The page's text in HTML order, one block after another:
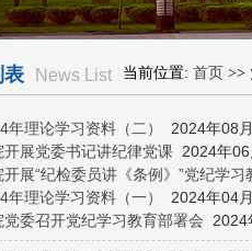
表 News List 当前位置: 首页 >>
年理论学习资料（二）
2024年08
开展党委书记讲纪律党课 2024年06
开展“纪检委员讲《条例》”党纪学习
年理论学习资料（一）
2024年04
党委召开党纪学习教育部署会 2024